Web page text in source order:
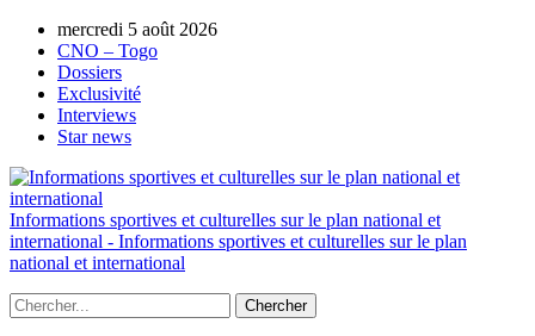
mercredi 5 août 2026
CNO – Togo
Dossiers
Exclusivité
Interviews
Star news
Informations sportives et culturelles sur le plan national et
international - Informations sportives et culturelles sur le plan
national et international
AUTORISATION DE LA HAAC N°0134/